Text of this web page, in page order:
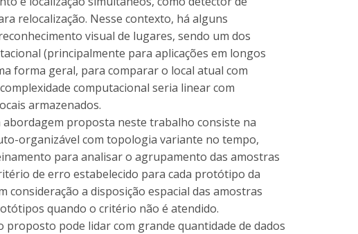
relocalização. Nesse contexto, há alguns
visual de lugares, sendo um dos
(principalmente para aplicações em longos
forma geral, para comparar o local atual com
computacional seria linear com
armazenados.
proposta neste trabalho consiste na
organizável com topologia variante no tempo,
para analisar o agrupamento das amostras
de erro estabelecido para cada protótipo da
consideração a disposição espacial das amostras
quando o critério não é atendido.
proposto pode lidar com grande quantidade de dados